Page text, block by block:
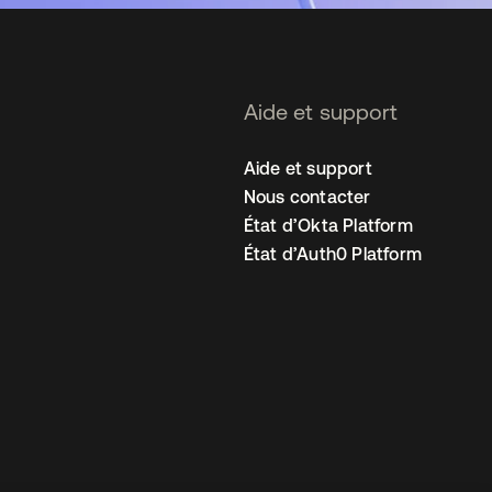
Aide et support
Aide et support
Nous contacter
État d’Okta Platform
État d’Auth0 Platform